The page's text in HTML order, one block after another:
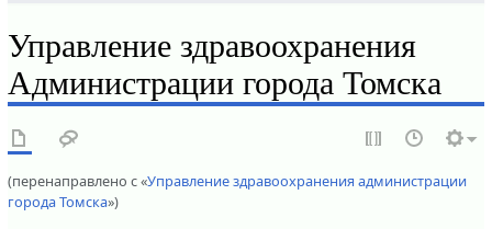
Управление здравоохранения
Администрации города Томска
(перенаправлено с «Управление здравоохранения администрации
города Томска»)